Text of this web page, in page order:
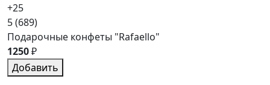
+25
5(689)
Подарочные конфеты "Rafaello"
1250₽
Добавить